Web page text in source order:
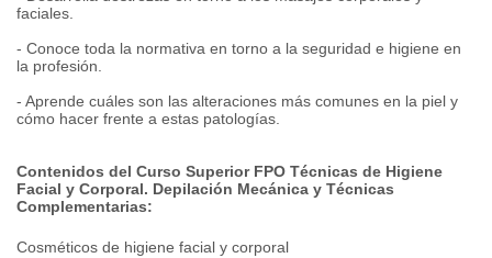
faciales.
- Conoce toda la normativa en torno a la seguridad e higiene en
la profesión.
- Aprende cuáles son las alteraciones más comunes en la piel y
cómo hacer frente a estas patologías.
Contenidos del Curso Superior FPO Técnicas de Higiene
Facial y Corporal. Depilación Mecánica y Técnicas
Complementarias:
Cosméticos de higiene facial y corporal